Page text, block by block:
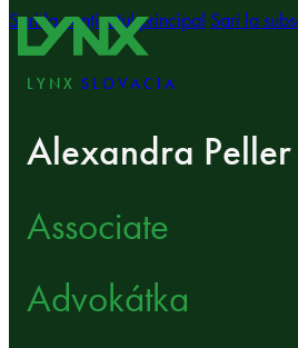
Sari la conținutul principal Sari la
LYNXSLOVACIA
Alexandra Peller
Associate
Advokátka